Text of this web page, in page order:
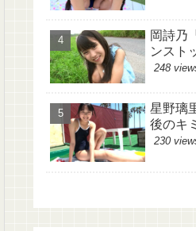
岡詩乃
ンスト
248
星野璃
後のキ
230